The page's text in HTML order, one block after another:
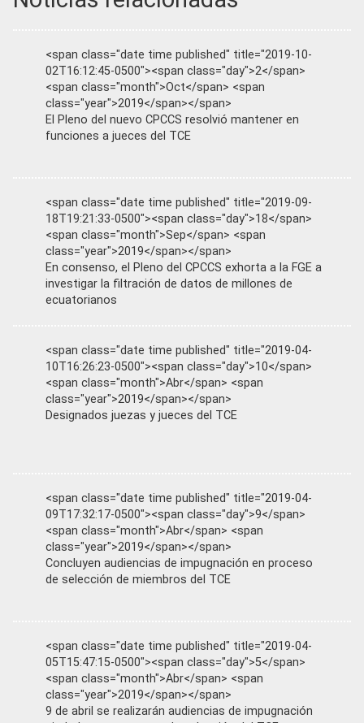
<span class="date time published" title="2019-10-
02T16:12:45-0500"><span class="day">2</span>
<span class="month">Oct</span> <span
class="year">2019</span></span>
El Pleno del nuevo CPCCS resolvió mantener en
funciones a jueces del TCE
<span class="date time published" title="2019-09-
18T19:21:33-0500"><span class="day">18</span>
<span class="month">Sep</span> <span
class="year">2019</span></span>
En consenso, el Pleno del CPCCS exhorta a la FGE a
investigar la filtración de datos de millones de
ecuatorianos
<span class="date time published" title="2019-04-
10T16:26:23-0500"><span class="day">10</span>
<span class="month">Abr</span> <span
class="year">2019</span></span>
Designados juezas y jueces del TCE
<span class="date time published" title="2019-04-
09T17:32:17-0500"><span class="day">9</span>
<span class="month">Abr</span> <span
class="year">2019</span></span>
Concluyen audiencias de impugnación en proceso
de selección de miembros del TCE
<span class="date time published" title="2019-04-
05T15:47:15-0500"><span class="day">5</span>
<span class="month">Abr</span> <span
class="year">2019</span></span>
9 de abril se realizarán audiencias de impugnación